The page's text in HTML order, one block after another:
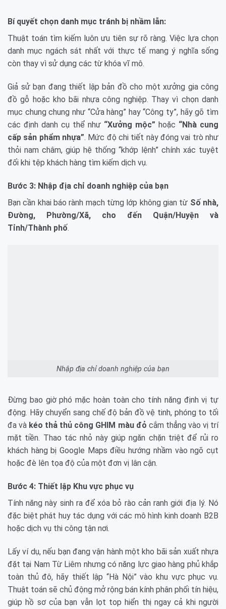
Bí quyết chọn danh mục tránh bị nhầm lẫn:
Thuật toán tìm kiếm luôn ưu tiên sự rõ ràng. Việc lựa chọn
danh mục ngách sát nhất với thực tế mang ý nghĩa sống
còn thay vì sử dụng các từ khóa vĩ mô.
Giả sử bạn đang thiết lập bản đồ cho một xưởng gia công
đồ gỗ hoặc kho bãi nhựa công nghiệp. Thay vì chọn danh
mục chung chung như “Cửa hàng” hay “Công ty”, hãy gõ tìm
các định danh cụ thể như “Xưởng mộc” hoặc “Nhà cung
cấp sản phẩm nhựa”. Mức độ chi tiết này đóng vai trò như
thỏi nam châm, giúp hệ thống “khớp lệnh” chính xác tuyệt
đối khi tệp khách hàng tìm kiếm dịch vụ.
Bước 3: Nhập địa chỉ doanh nghiệp của bạn
Bạn cần khai báo rành mạch từng lớp không gian từ Số nhà,
Đường, Phường/Xã, cho đến Quận/Huyện và
Tỉnh/Thành phố.
Nhập địa chỉ doanh nghiệp của bạn
Đừng bao giờ phó mặc hoàn toàn cho tính năng định vị tự
động. Hãy chuyển sang chế độ bản đồ vệ tinh, phóng to tối
đa và kéo thả thủ công GHIM màu đỏ cắm thẳng vào vị trí
mặt tiền. Thao tác nhỏ này giúp ngăn chặn triệt để rủi ro
khách hàng bị Google Maps điều hướng nhầm vào ngõ cụt
hoặc đè lên tọa độ của một đơn vị lân cận.
Bước 4: Thiết lập Khu vực phục vụ
Tính năng này sinh ra để xóa bỏ rào cản ranh giới địa lý. Nó
đặc biệt phát huy tác dụng với các mô hình kinh doanh B2B
hoặc dịch vụ thi công tận nơi.
Lấy ví dụ, nếu bạn đang vận hành một kho bãi sản xuất nhựa
đặt tại Nam Từ Liêm nhưng có năng lực giao hàng phủ khắp
toàn thủ đô, hãy thiết lập “Hà Nội” vào khu vực phục vụ.
Thuật toán sẽ chủ động mở rộng bán kính phân phối tín hiệu,
giúp hồ sơ của bạn vẫn lọt top hiển thị ngay cả khi người